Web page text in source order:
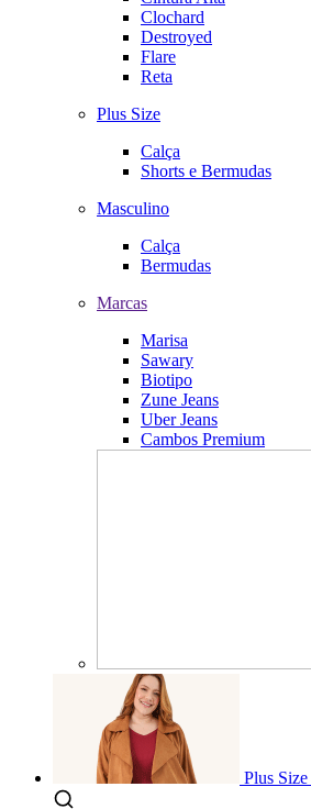
Clochard
Destroyed
Flare
Reta
Plus Size
Calça
Shorts e Bermudas
Masculino
Calça
Bermudas
Marcas
Marisa
Sawary
Biotipo
Zune Jeans
Uber Jeans
Cambos Premium
Plus Size